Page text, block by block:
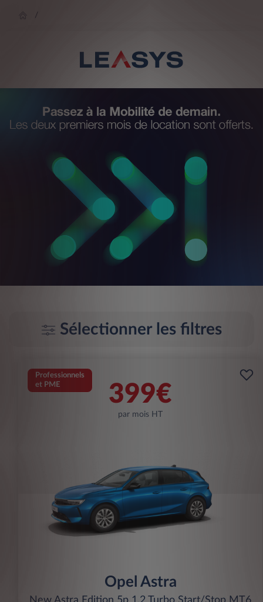
Sélectionner les filtres
Professionnels
et PME
399€
par mois HT
Opel Astra